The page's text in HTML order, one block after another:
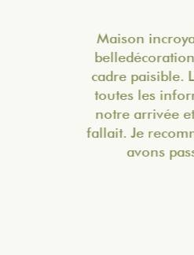
Maison incroyable
belledécoration,
cadre paisible. Les
toutes les
notre arrivée et ont
fallait. Je
avons